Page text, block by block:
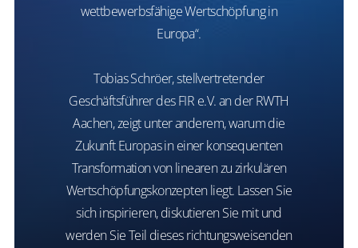
wettbewerbsfähige Wertschöpfung in
Europa“.
Tobias Schröer, stellvertretender
Geschäftsführer des FIR e.V. an der RWTH
Aachen, zeigt unter anderem, warum die
Zukunft Europas in einer konsequenten
Transformation von linearen zu zirkulären
Wertschöpfungskonzepten liegt. Lassen Sie
sich inspirieren, diskutieren Sie mit und
werden Sie Teil dieses richtungsweisenden